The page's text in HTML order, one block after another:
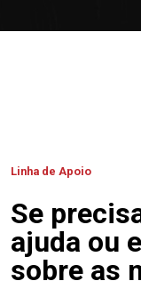
Linha de Apoio
Se
ajuda ou
sobre as